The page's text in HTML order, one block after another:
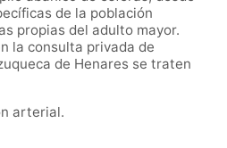
de la población
propias del adulto mayor.
la consulta privada de
de Henares se traten
arterial.